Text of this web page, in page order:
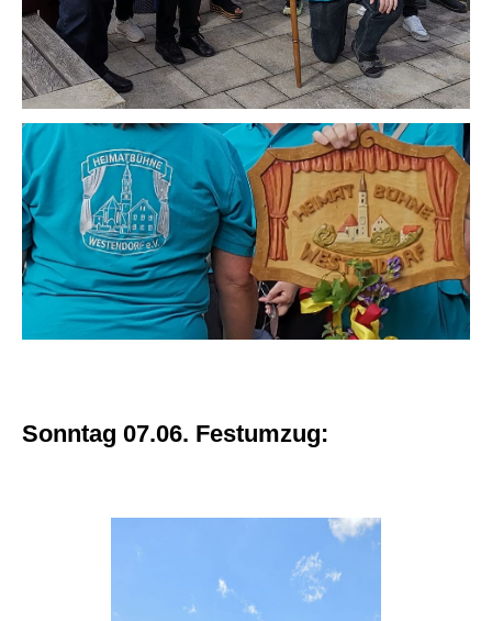
Sonntag 07.06. Festumzug: